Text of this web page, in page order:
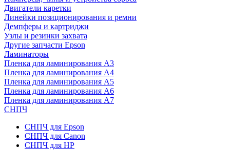
Двигатели каретки
Линейки позиционирования и ремни
Демпферы и картриджи
Узлы и резинки захвата
Другие запчасти Epson
Ламинаторы
Пленка для ламинирования А3
Пленка для ламинирования А4
Пленка для ламинирования А5
Пленка для ламинирования А6
Пленка для ламинирования А7
СНПЧ
СНПЧ для Epson
СНПЧ для Canon
СНПЧ для HP